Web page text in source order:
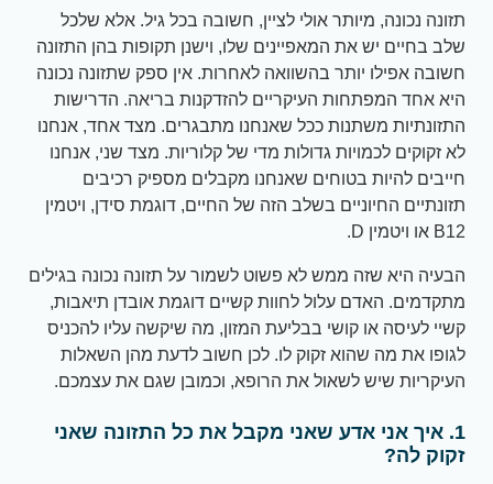
תזונה נכונה, מיותר אולי לציין, חשובה בכל גיל. אלא שלכל
שלב בחיים יש את המאפיינים שלו, וישנן תקופות בהן התזונה
חשובה אפילו יותר בהשוואה לאחרות. אין ספק שתזונה נכונה
היא אחד המפתחות העיקריים להזדקנות בריאה. הדרישות
התזונתיות משתנות ככל שאנחנו מתבגרים. מצד אחד, אנחנו
לא זקוקים לכמויות גדולות מדי של קלוריות. מצד שני, אנחנו
חייבים להיות בטוחים שאנחנו מקבלים מספיק רכיבים
תזונתיים החיוניים בשלב הזה של החיים, דוגמת סידן, ויטמין
B12 או ויטמין D.
הבעיה היא שזה ממש לא פשוט לשמור על תזונה נכונה בגילים
מתקדמים. האדם עלול לחוות קשיים דוגמת אובדן תיאבות,
קשיי לעיסה או קושי בבליעת המזון, מה שיקשה עליו להכניס
לגופו את מה שהוא זקוק לו. לכן חשוב לדעת מהן השאלות
העיקריות שיש לשאול את הרופא, וכמובן שגם את עצמכם.
1. איך אני אדע שאני מקבל את כל התזונה שאני
זקוק לה?